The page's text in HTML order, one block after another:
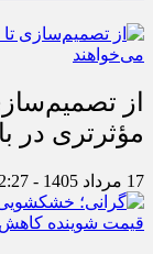
از
مؤثرتری در
17 مرداد 1405 - 12:27